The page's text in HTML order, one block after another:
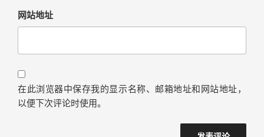
网站地址
在此浏览器中保存我的显示名称、邮箱地址和网站地址，
以便下次评论时使用。